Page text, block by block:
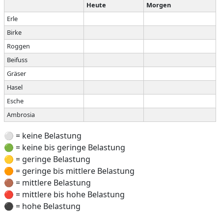
Heute
Morgen
Erle
Birke
Roggen
Beifuss
Gräser
Hasel
Esche
Ambrosia
⚪ = keine Belastung
🟢 = keine bis geringe Belastung
🟡 = geringe Belastung
🟠 = geringe bis mittlere Belastung
🟤 = mittlere Belastung
🔴 = mittlere bis hohe Belastung
⚫ = hohe Belastung